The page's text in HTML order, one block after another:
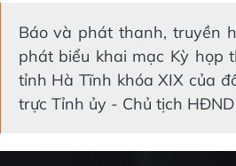
Báo và phát thanh, truyền
phát biểu khai mạc Kỳ họp
tỉnh Hà Tĩnh khóa XIX của
trực Tỉnh ủy - Chủ tịch